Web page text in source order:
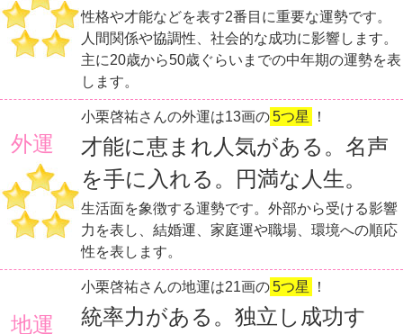
性格や才能などを表す2番目に重要な運勢です。
人間関係や協調性、社会的な成功に影響します。
主に20歳から50歳ぐらいまでの中年期の運勢を表
します。
外運
小栗啓祐さんの外運は13画の5つ星 ！
才能に恵まれ人気がある。名声
を手に入れる。円満な人生。
生活面を象徴する運勢です。外部から受ける影響
力を表し、結婚運、家庭運や職場、環境への順応
性を表します。
地運
小栗啓祐さんの地運は21画の5つ星 ！
統率力がある。独立し成功す